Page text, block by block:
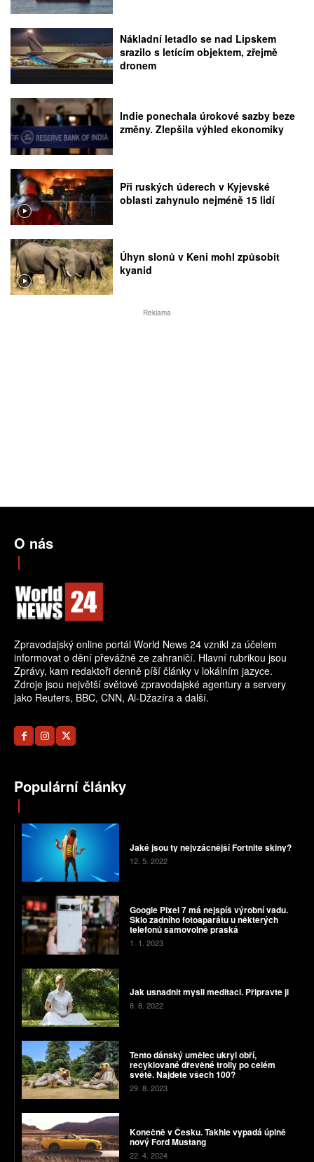
Nákladní letadlo se nad Lipskem
srazilo s letícím objektem, zřejmě
dronem
Indie ponechala úrokové sazby beze
změny. Zlepšila výhled ekonomiky
Při ruských úderech v Kyjevské
oblasti zahynulo nejméně 15 lidí
Úhyn slonů v Keni mohl způsobit
kyanid
Reklama
O nás
Zpravodajský online portál World News 24 vznikl za účelem
informovat o dění převážně ze zahraničí. Hlavní rubrikou jsou
Zprávy, kam redaktoři denně píší články v lokálním jazyce.
Zdroje jsou největší světové zpravodajské agentury a servery
jako Reuters, BBC, CNN, Al-Džazíra a další.
Populární články
Jaké jsou ty nejvzácnější Fortnite skiny?
12. 5. 2022
Google Pixel 7 má nejspíš výrobní vadu.
Sklo zadního fotoaparátu u některých
telefonů samovolně praská
1. 1. 2023
Jak usnadnit mysli meditaci. Připravte ji
8. 8. 2022
Tento dánský umělec ukryl obří,
recyklované dřevěné trolly po celém
světě. Najdete všech 100?
29. 8. 2023
Konečně v Česku. Takhle vypadá úplně
nový Ford Mustang
22. 4. 2024